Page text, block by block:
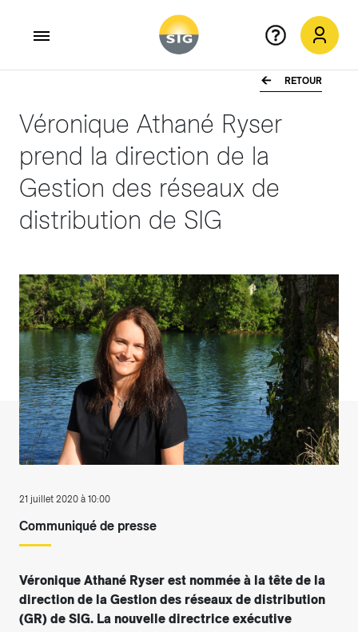
RETOUR
Véronique Athané Ryser
prend la direction de la
Gestion des réseaux de
distribution de SIG
21 juillet 2020 à 10:00
Communiqué de presse
Véronique Athané Ryser est nommée à la tête de la
direction de la Gestion des réseaux de distribution
(GR) de SIG. La nouvelle directrice exécutive